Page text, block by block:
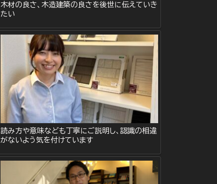
木材の良さ、木造建築の良さを後世に伝えていき
たい
読み方や意味なども丁寧にご説明し、認識の相違
がないよう気を付けています